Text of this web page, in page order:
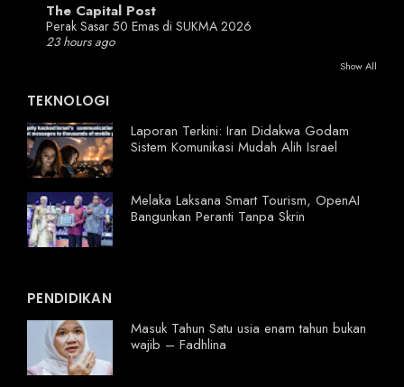
The Capital Post
Perak Sasar 50 Emas di SUKMA 2026
23 hours ago
Show All
TEKNOLOGI
Laporan Terkini: Iran Didakwa Godam
Sistem Komunikasi Mudah Alih Israel
Melaka Laksana Smart Tourism, OpenAI
Bangunkan Peranti Tanpa Skrin
PENDIDIKAN
Masuk Tahun Satu usia enam tahun bukan
wajib – Fadhlina